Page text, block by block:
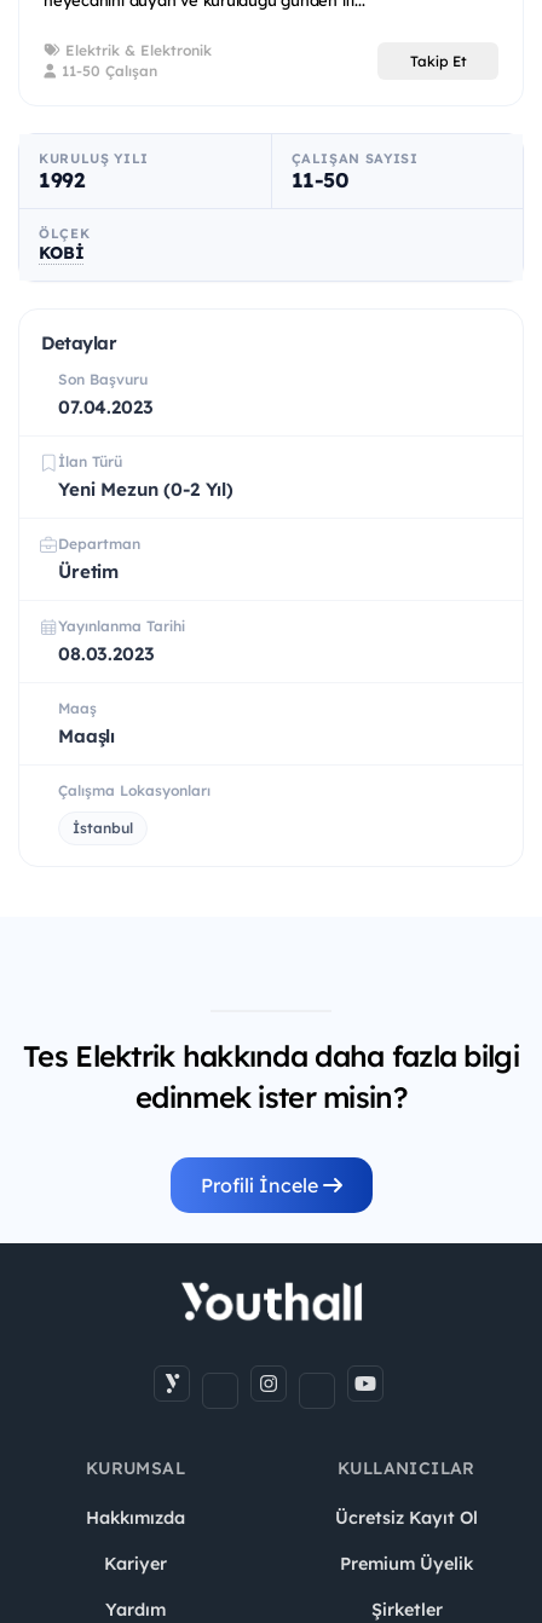
Elektrik & Elektronik
11-50 Çalışan
Takip Et
KURULUŞ YILI
1992
ÇALIŞAN SAYISI
11-50
ÖLÇEK
KOBİ
Detaylar
Son Başvuru
07.04.2023
İlan Türü
Yeni Mezun (0-2 Yıl)
Departman
Üretim
Yayınlanma Tarihi
08.03.2023
Maaş
Maaşlı
Çalışma Lokasyonları
İstanbul
Tes Elektrik hakkında daha fazla bilgi
edinmek ister misin?
Profili İncele
KURUMSAL
Hakkımızda
Kariyer
Yardım
KULLANICILAR
Ücretsiz Kayıt Ol
Premium Üyelik
Şirketler